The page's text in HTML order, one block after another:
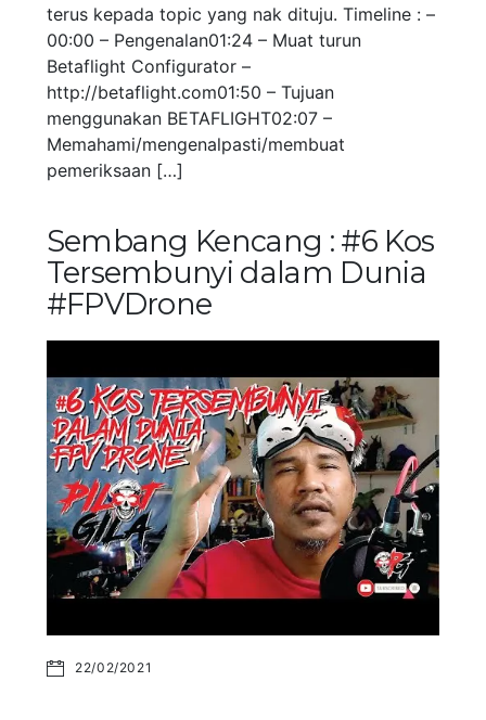
terus kepada topic yang nak dituju. Timeline : –
00:00 – Pengenalan01:24 – Muat turun
Betaflight Configurator –
http://betaflight.com01:50 – Tujuan
menggunakan BETAFLIGHT02:07 –
Memahami/mengenalpasti/membuat
pemeriksaan […]
Sembang Kencang : #6 Kos
Tersembunyi dalam Dunia
#FPVDrone
22/02/2021